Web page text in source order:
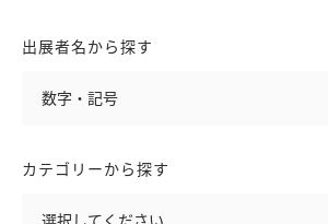
出展者名から探す
カテゴリーから探す